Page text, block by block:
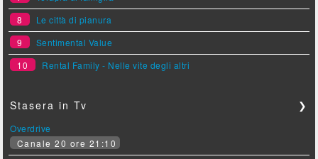
8
Le città di pianura
9
Sentimental Value
10
Rental Family - Nelle vite degli altri
Stasera in Tv ❯
Overdrive
Canale 20 ore 21:10